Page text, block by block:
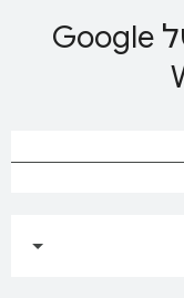
הרשמה לניוזלטר של Google